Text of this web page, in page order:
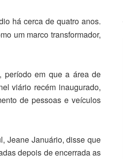
há cerca de quatro anos.
um marco transformador,
período em que a área de
viário recém inaugurado,
de pessoas e veículos
Jeane Januário, disse que
depois de encerrada as